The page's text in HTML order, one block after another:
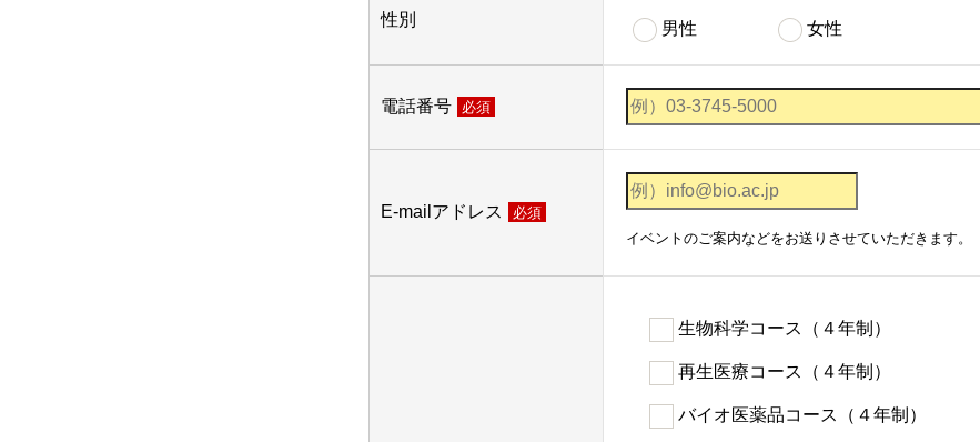
性別 男性 女性
電話番号 必須
E-mailアドレス
必須
イベントのご案内などをお送りさせていただきます。
生物科学コース（４年制）
再生医療コース（４年制）
バイオ医薬品コース（４年制）